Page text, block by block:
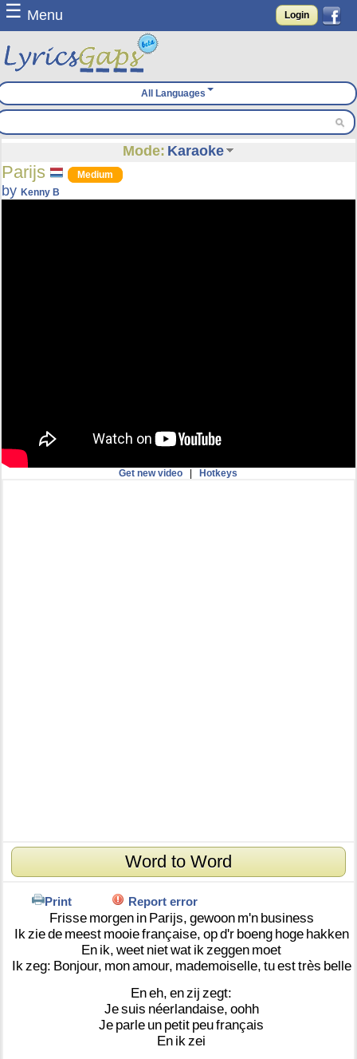
☰ Menu Login
All Languages
Mode: Karaoke
Parijs Medium
byKenny B
Get new video |Hotkeys
Word to Word
Print Report error
Frisse morgen in Parijs, gewoon m'n business
Ik ziede meest mooiefrançaise, opd'r boeng hoge hakken
En ik, weet nietwat ik zeggen moet
Ik zeg: Bonjour, monamour, mademoiselle, tuesttrès belle
Eneh, enzij zegt:
Jesuis néerlandaise, oohh
Je parle un petit peufrançais
En ik zei